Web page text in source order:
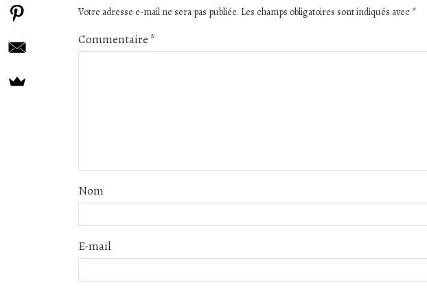
Votre adresse e-mail ne sera pas publiée. Les champs obligatoires sont indiqués avec *
Commentaire *
Nom
E-mail